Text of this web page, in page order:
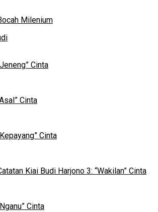
Milenium
Cinta
Cinta
Cinta
Kiai Budi Harjono 3: “Wakilan” Cinta
Cinta